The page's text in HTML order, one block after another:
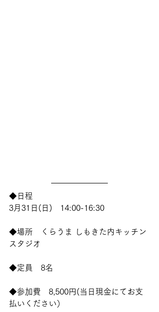
◆日程
3月31日(日)　14:00-16:30
◆場所　くらうま しもきた内キッチン
スタジオ
◆定員　8名
◆参加費　8,500円(当日現金にてお支
払いください）